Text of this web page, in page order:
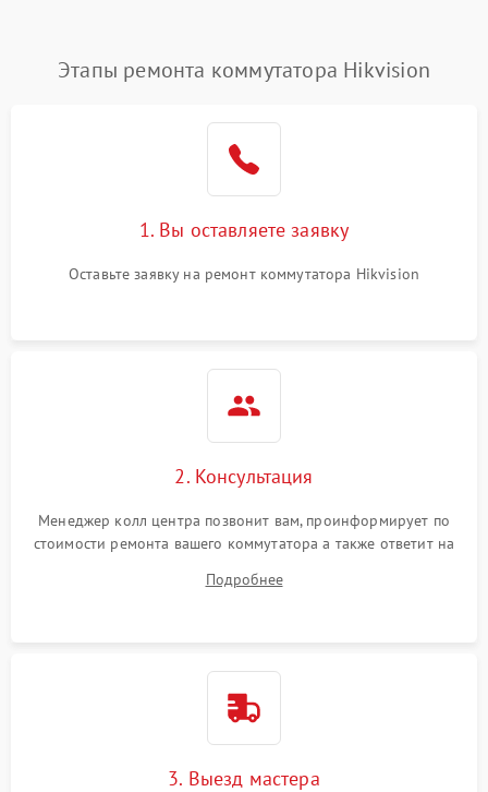
Этапы ремонта коммутатора Hikvision
1. Вы оставляете заявку
Оставьте заявку на ремонт коммутатора Hikvision
2. Консультация
Менеджер колл центра позвонит вам, проинформирует по
стоимости ремонта вашего коммутатора а также ответит на
Подробнее
3. Выезд мастера